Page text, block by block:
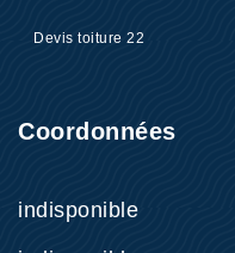
Devis toiture 22
Coordonnées
indisponible